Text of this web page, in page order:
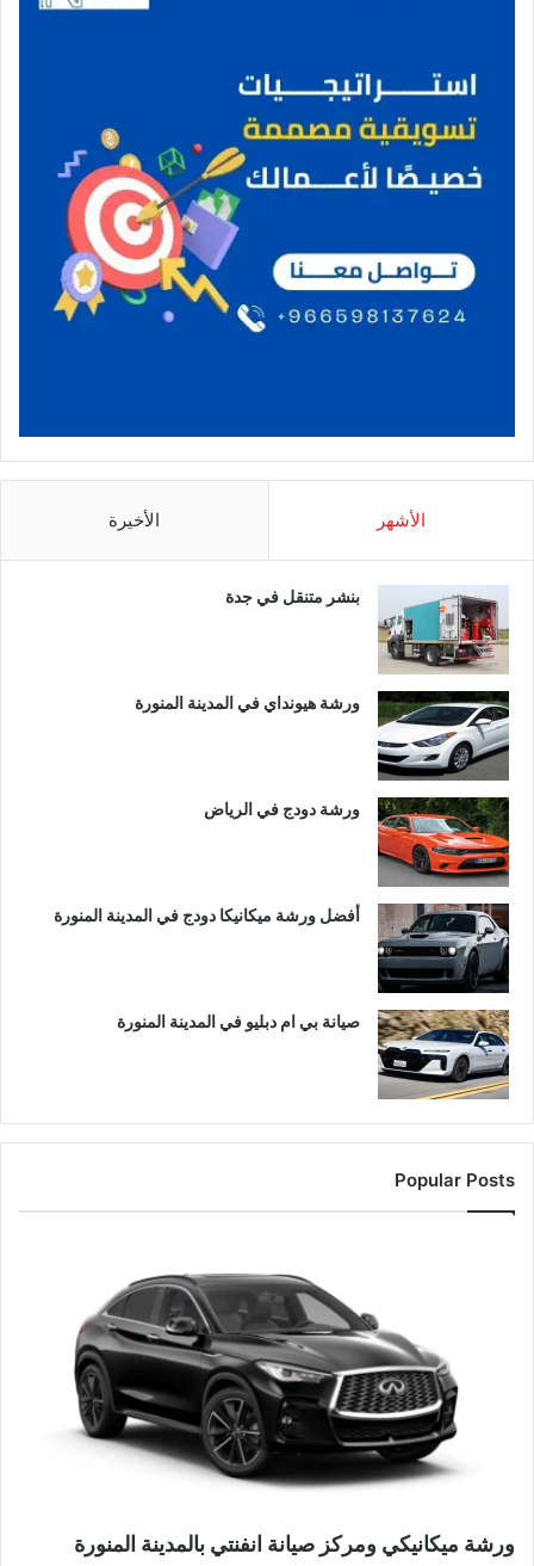
الأشهر الأخيرة
بنشر متنقل في جدة
ورشة هيونداي في المدينة المنورة
ورشة دودج في الرياض
أفضل ورشة ميكانيكا دودج في المدينة المنورة
صيانة بي ام دبليو في المدينة المنورة
Popular Posts
ورشة ميكانيكي ومركز صيانة انفنتي بالمدينة المنورة